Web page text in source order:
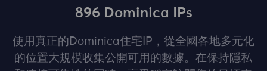
896 Dominica IPs
使用真正的Dominica住宅IP，從全國各地多元化
的位置大規模收集公開可用的數據。在保持隱私